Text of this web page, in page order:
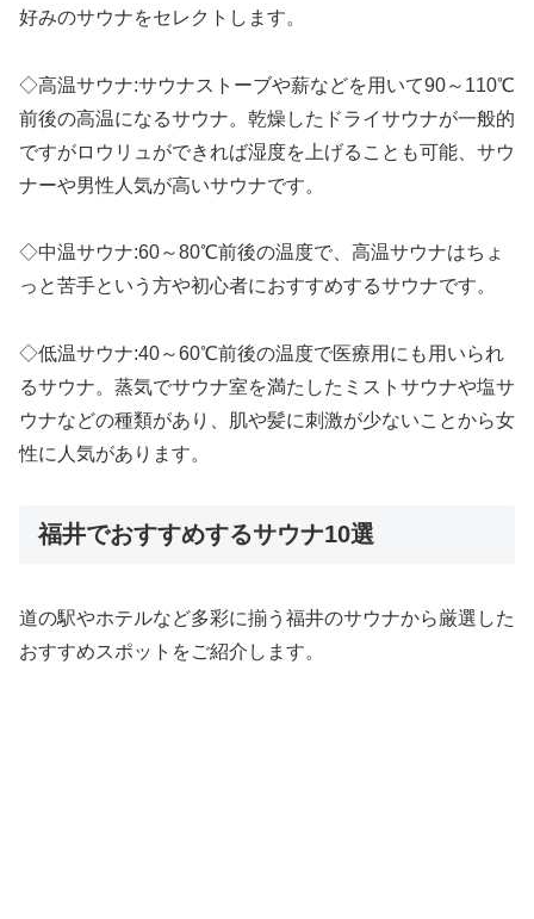
好みのサウナをセレクトします。
◇高温サウナ:サウナストーブや薪などを用いて90～110℃
前後の高温になるサウナ。乾燥したドライサウナが一般的
ですがロウリュができれば湿度を上げることも可能、サウ
ナーや男性人気が高いサウナです。
◇中温サウナ:60～80℃前後の温度で、高温サウナはちょ
っと苦手という方や初心者におすすめするサウナです。
◇低温サウナ:40～60℃前後の温度で医療用にも用いられ
るサウナ。蒸気でサウナ室を満たしたミストサウナや塩サ
ウナなどの種類があり、肌や髪に刺激が少ないことから女
性に人気があります。
福井でおすすめするサウナ10選
道の駅やホテルなど多彩に揃う福井のサウナから厳選した
おすすめスポットをご紹介します。